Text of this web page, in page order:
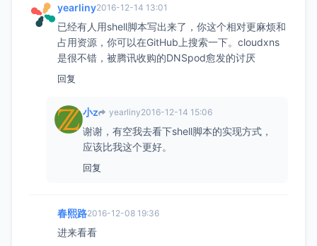
yearliny2016-12-14 13:01
已经有人用shell脚本写出来了，你这个相对更麻烦和
占用资源，你可以在GitHub上搜索一下。cloudxns
是很不错，被腾讯收购的DNSpod愈发的讨厌
回复
小z yearliny2016-12-14 15:06
谢谢，有空我去看下shell脚本的实现方式，
应该比我这个更好。
回复
春熙路2016-12-08 19:36
进来看看